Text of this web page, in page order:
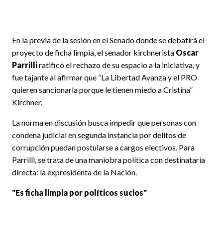
En la previa de la sesión en el Senado donde se debatirá el
proyecto de ficha limpia, el senador kirchnerista Oscar
Parrilliratificó el rechazo de su espacio a la iniciativa, y
fue tajante al afirmar que “La Libertad Avanza y el PRO
quieren sancionarla porque le tienen miedo a Cristina”
Kirchner.
La norma en discusión busca impedir que personas con
condena judicial en segunda instancia por delitos de
corrupción puedan postularse a cargos electivos. Para
Parrilli, se trata de una maniobra política con destinataria
directa: la expresidenta de la Nación.
"Es ficha limpia por políticos sucios"